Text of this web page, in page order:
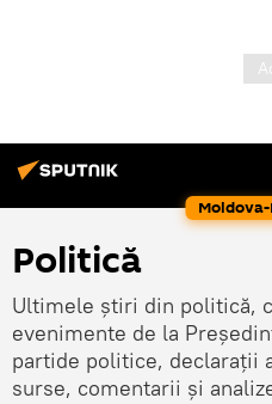
Politică
Ultimele știri din politică,
evenimente de la
partide politice, declarații
surse, comentarii și